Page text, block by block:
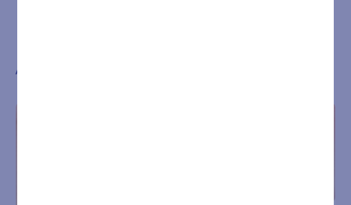
Altre proposte di benessere